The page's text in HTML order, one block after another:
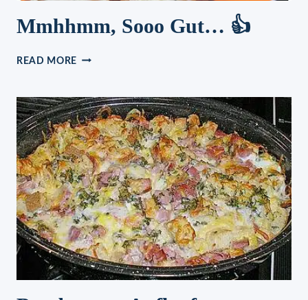
Mmhhmm, Sooo Gut… 👍
READ MORE MMHHMM,
👍